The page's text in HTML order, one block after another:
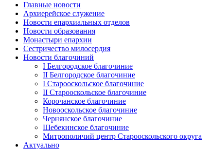
Главные новости
Архиерейское служение
Новости епархиальных отделов
Новости образования
Монастыри епархии
Сестричество милосердия
Новости благочиний
I Белгородское благочиние
II Белгородское благочиние
I Старооскольское благочиние
II Старооскольское благочиние
Корочанское благочиние
Новооскольское благочиние
Чернянское благочиние
Шебекинское благочиние
Митрополичий центр Старооскольского округа
Актуально